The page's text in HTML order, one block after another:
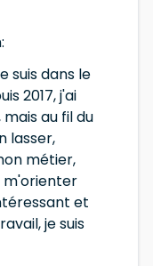
suis dans le
2017, j'ai
au fil du
lasser,
métier,
m'orienter
et
je suis